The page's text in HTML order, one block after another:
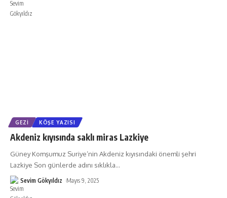
GEZI KÖŞE YAZISI
Akdeniz kıyısında saklı miras Lazkiye
Güney Komşumuz Suriye’nin Akdeniz kıyısındaki önemli şehri
Lazkiye Son günlerde adını sıklıkla…
Sevim Gökyıldız Mayıs 9, 2025